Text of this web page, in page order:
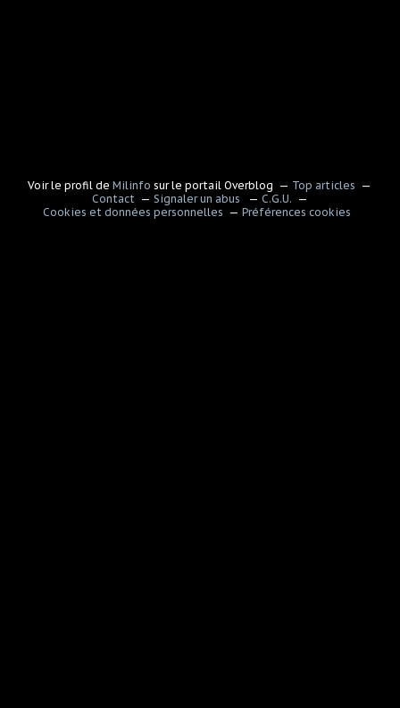
Voir le profil deMilinfo sur le portail Overblog
Top articles
Contact
Signaler un abus
C.G.U.
Cookies et données personnelles
Préférences cookies